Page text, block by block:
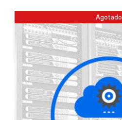
Agotado